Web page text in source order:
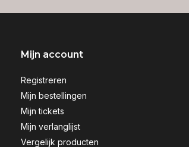
Mijn account
Registreren
Mijn bestellingen
Mijn tickets
Mijn verlanglijst
Vergelijk producten